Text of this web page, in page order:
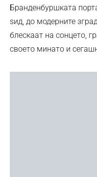
Бранденбуршката
ѕид, до модерните
блескаат на сонцето,
своето минато и